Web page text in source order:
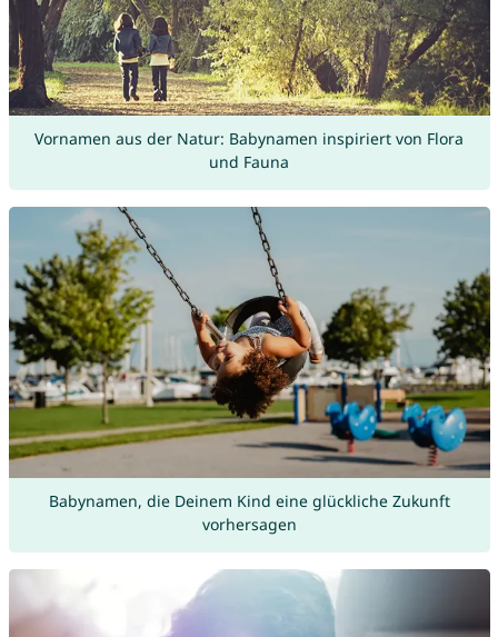
Vornamen aus der Natur: Babynamen inspiriert von Flora
und Fauna
Babynamen, die Deinem Kind eine glückliche Zukunft
vorhersagen